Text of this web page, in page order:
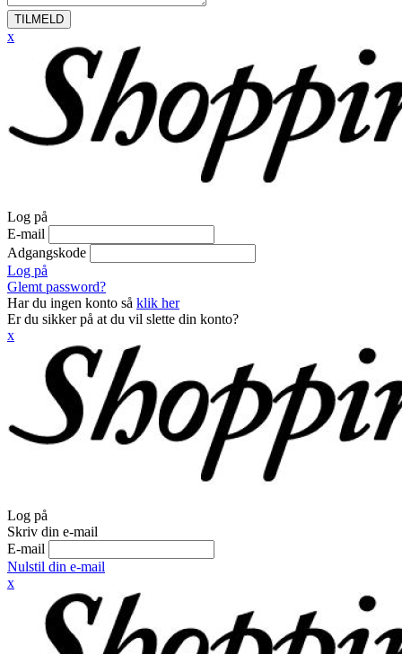
TILMELD
x
Log på
E-mail
Adgangskode
Log på
Glemt password?
Har du ingen konto så klik her
Er du sikker på at du vil slette din konto?
x
Log på
Skriv din e-mail
E-mail
Nulstil din e-mail
x